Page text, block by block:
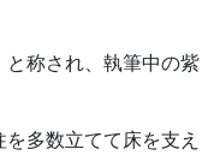
称され、執筆中の紫
多数立てて床を支え